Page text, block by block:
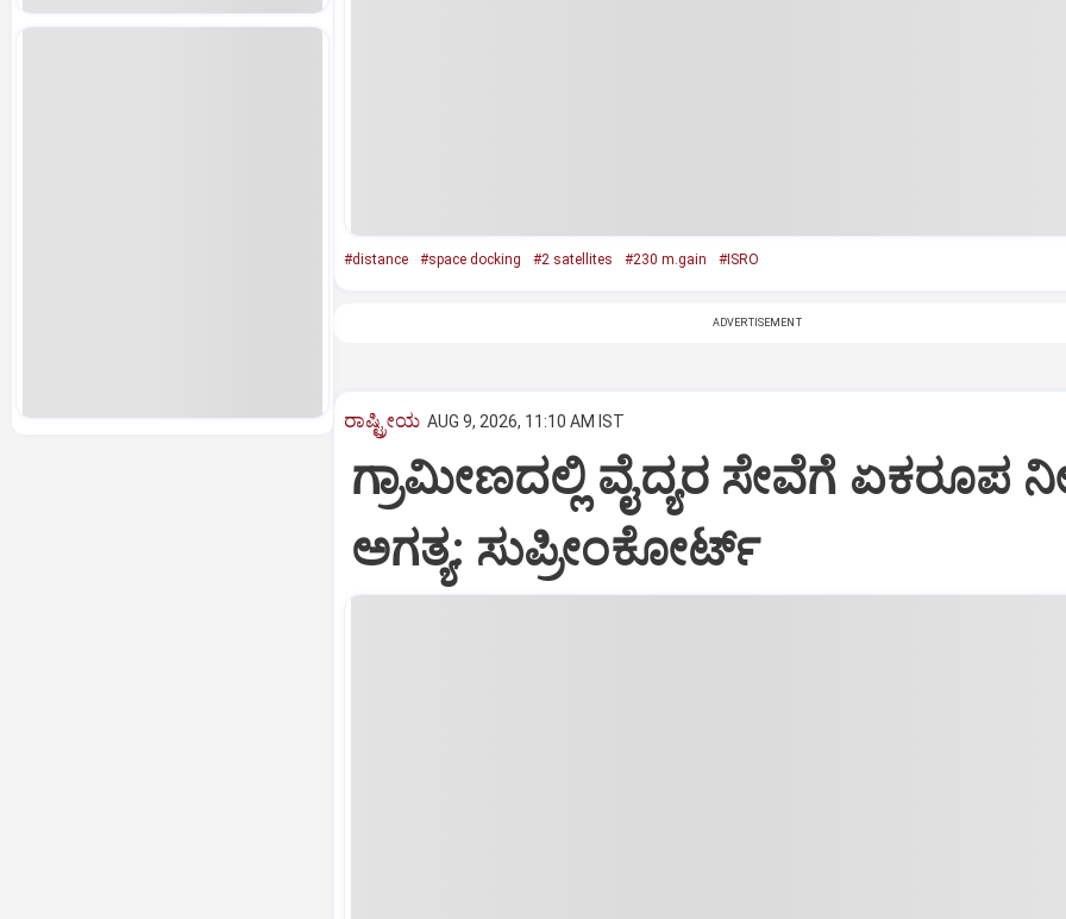
#distance #space docking #2 satellites #230 m.gain #ISRO
ADVERTISEMENT
ರಾಷ್ಟ್ರೀಯ AUG 9, 2026, 11:10 AM IST
ಗ್ರಾಮೀಣದಲ್ಲಿ ವೈದ್ಯರ ಸೇವೆಗೆ ಏಕರೂಪ
ಅಗತ್ಯ: ಸುಪ್ರೀಂಕೋರ್ಟ್‌